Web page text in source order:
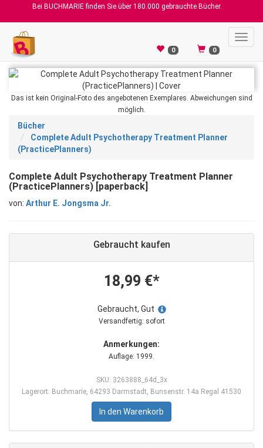
Bei BUCHMARIE finden Sie über 180.000 gebrauchte Bücher.
0 0
Das ist kein Original-Foto des angebotenen Exemplares. Abweichungen sind
möglich.
Bücher
Complete Adult Psychotherapy Treatment Planner
(PracticePlanners)
Complete Adult Psychotherapy Treatment Planner
(PracticePlanners) [paperback]
von: Arthur E. Jongsma Jr.
Gebraucht kaufen
18,99 €*
Gebraucht, Gut
Versandfertig: sofort
Anmerkungen:
Auflage: 1999.
SKU: 3263888_64d_3x
Lagerort: Buchmarie, 64293 Darmstadt, Bunsenstr. 14a Regal 41530
In den Warenkorb